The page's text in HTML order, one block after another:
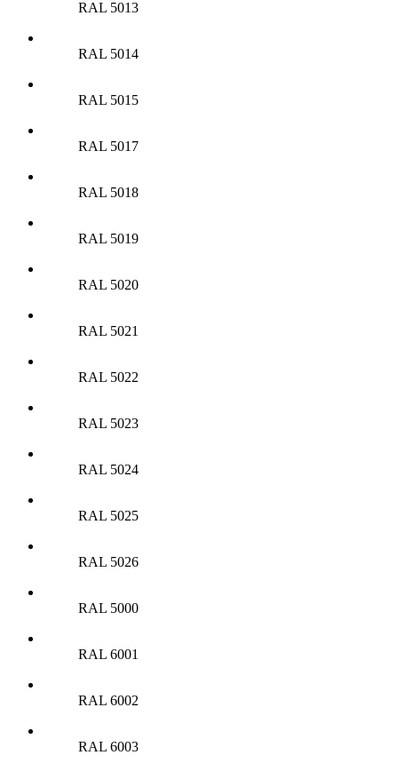
RAL 5013
RAL 5014
RAL 5015
RAL 5017
RAL 5018
RAL 5019
RAL 5020
RAL 5021
RAL 5022
RAL 5023
RAL 5024
RAL 5025
RAL 5026
RAL 5000
RAL 6001
RAL 6002
RAL 6003